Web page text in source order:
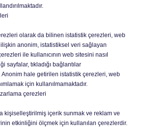
olarak da bilinen istatistik çerezleri, web
ilişkin anonim, istatistiksel veri sağlayan
ile kullanıcının web sitesini nasıl
sayfalar, tıkladığı bağlantılar
hale getirilen istatistik çerezleri, web
için kullanılmamaktadır.
çerezleri
içerik sunmak ve reklam ve
etkinliğini ölçmek için kullanılan çerezlerdir.